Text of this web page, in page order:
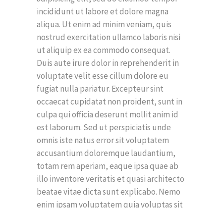
incididunt ut labore et dolore magna
aliqua. Ut enim ad minim veniam, quis
nostrud exercitation ullamco laboris nisi
ut aliquip ex ea commodo consequat.
Duis aute irure dolor in reprehenderit in
voluptate velit esse cillum dolore eu
fugiat nulla pariatur. Excepteur sint
occaecat cupidatat non proident, sunt in
culpa qui officia deserunt mollit anim id
est laborum. Sed ut perspiciatis unde
omnis iste natus error sit voluptatem
accusantium doloremque laudantium,
totam rem aperiam, eaque ipsa quae ab
illo inventore veritatis et quasi architecto
beatae vitae dicta sunt explicabo. Nemo
enim ipsam voluptatem quia voluptas sit